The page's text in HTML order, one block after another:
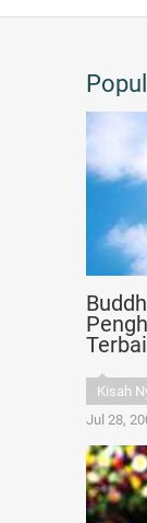
Kisah
Jul 28,